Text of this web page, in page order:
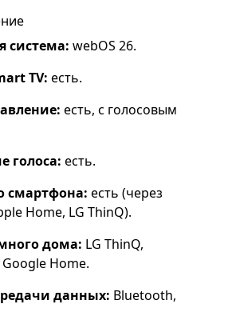
система: webOS 26.
TV: есть.
есть, с голосовым
голоса: есть.
смартфона: есть (через
Home, LG ThinQ).
дома: LG ThinQ,
Home.
данных: Bluetooth,